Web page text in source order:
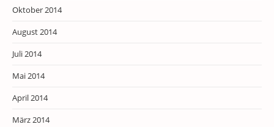
Oktober 2014
August 2014
Juli 2014
Mai 2014
April 2014
März 2014